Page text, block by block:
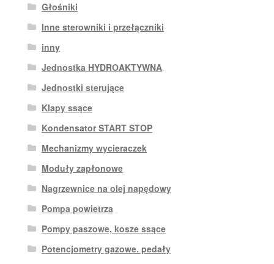
Głośniki
Inne sterowniki i przełączniki
inny
Jednostka HYDROAKTYWNA
Jednostki sterujące
Klapy ssące
Kondensator START STOP
Mechanizmy wycieraczek
Moduły zapłonowe
Nagrzewnice na olej napędowy
Pompa powietrza
Pompy paszowe, kosze ssące
Potencjometry gazowe. pedały